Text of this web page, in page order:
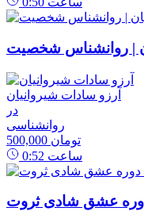
| روانشناس شخصیت
آرزو سادات شیروانیان
در
روانشناسی
500,000 تومان
0:52 ساعت
دوره عشق شادی ثروت